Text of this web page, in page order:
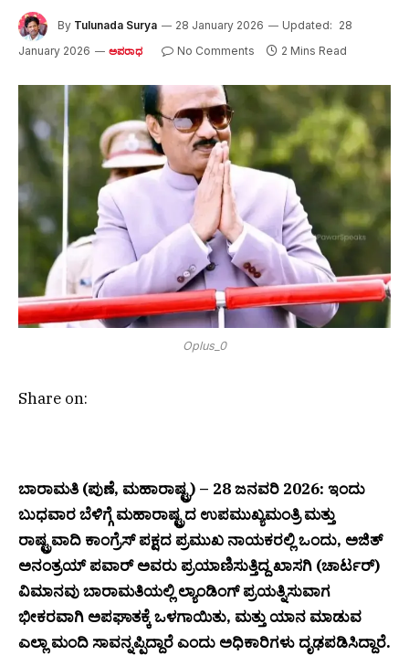
By Tulunada Surya 28 January 2026 Updated: 28
January 2026
ಅಪರಾಧ No Comments 2 Mins Read
Oplus_0
Share on:
ಬಾರಾಮತಿ (ಪುಣೆ, ಮಹಾರಾಷ್ಟ್ರ) – 28 ಜನವರಿ 2026: ಇಂದು
ಬುಧವಾರ ಬೆಳಿಗ್ಗೆ ಮಹಾರಾಷ್ಟ್ರದ ಉಪಮುಖ್ಯಮಂತ್ರಿ ಮತ್ತು
ರಾಷ್ಟ್ರವಾದಿ ಕಾಂಗ್ರೆಸ್ ಪಕ್ಷದ ಪ್ರಮುಖ ನಾಯಕರಲ್ಲಿ ಒಂದು, ಅಜಿತ್
ಅನಂತ್ರಯ್ ಪವಾರ್ ಅವರು ಪ್ರಯಾಣಿಸುತ್ತಿದ್ದ ಖಾಸಗಿ (ಚಾರ್ಟರ್)
ವಿಮಾನವು ಬಾರಾಮತಿಯಲ್ಲಿ ಲ್ಯಾಂಡಿಂಗ್ ಪ್ರಯತ್ನಿಸುವಾಗ
ಭೀಕರವಾಗಿ ಅಪಘಾತಕ್ಕೆ ಒಳಗಾಯಿತು, ಮತ್ತು ಯಾನ ಮಾಡುವ
ಎಲ್ಲಾ ಮಂದಿ ಸಾವನ್ನಪ್ಪಿದ್ದಾರೆ ಎಂದು ಅಧಿಕಾರಿಗಳು ದೃಢಪಡಿಸಿದ್ದಾರೆ.